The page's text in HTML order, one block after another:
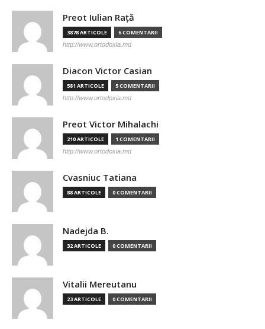
Preot Iulian Raţă
3878 ARTICOLE 6 COMENTARII
http://www.ortodoxia.md
Diacon Victor Casian
581 ARTICOLE 5 COMENTARII
http://www.ortodoxia.md
Preot Victor Mihalachi
210 ARTICOLE 1 COMENTARII
http://www.ortodoxia.md
Cvasniuc Tatiana
88 ARTICOLE 0 COMENTARII
Nadejda B.
32 ARTICOLE 0 COMENTARII
Vitalii Mereutanu
23 ARTICOLE 0 COMENTARII